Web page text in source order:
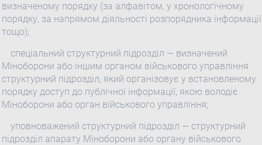
визначеному порядку (за алфавітом, у хронологічному
порядку, за напрямом діяльності розпорядника інформації
тощо);
спеціальний структурний підрозділ — визначений
Міноборони або іншим органом військового управління
структурний підрозділ, який організовує у встановленому
порядку доступ до публічної інформації, якою володіє
Міноборони або орган військового управління;
уповноважений структурний підрозділ — структурний
підрозділ апарату Міноборони або органу військового